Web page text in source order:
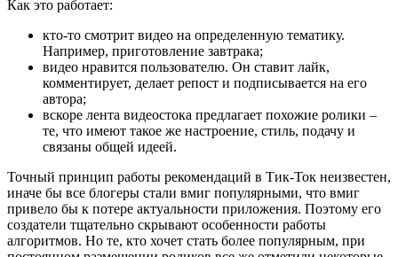
Как это работает:
кто-то смотрит видео на определенную тематику.
Например, приготовление завтрака;
видео нравится пользователю. Он ставит лайк,
комментирует, делает репост и подписывается на его
автора;
вскоре лента видеостока предлагает похожие ролики –
те, что имеют такое же настроение, стиль, подачу и
связаны общей идеей.
Точный принцип работы рекомендаций в Тик-Ток неизвестен,
иначе бы все блогеры стали вмиг популярными, что вмиг
привело бы к потере актуальности приложения. Поэтому его
создатели тщательно скрывают особенности работы
алгоритмов. Но те, кто хочет стать более популярным, при